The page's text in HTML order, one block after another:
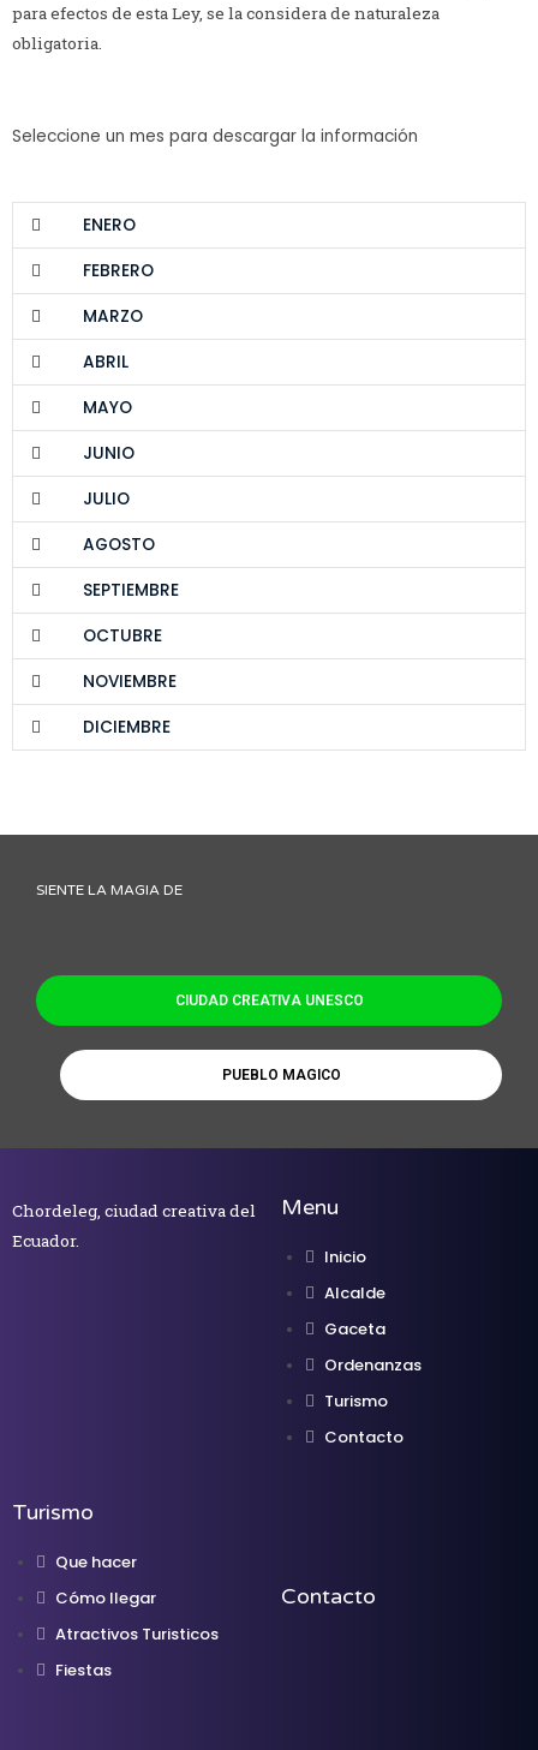
para efectos de esta Ley, se la considera de naturaleza
obligatoria.
Seleccione un mes para descargar la información
ENERO
FEBRERO
MARZO
ABRIL
MAYO
JUNIO
JULIO
AGOSTO
SEPTIEMBRE
OCTUBRE
NOVIEMBRE
DICIEMBRE
SIENTE LA MAGIA DE
CIUDAD CREATIVA UNESCO
PUEBLO MAGICO
Chordeleg, ciudad creativa del
Ecuador.
Menu
Inicio
Alcalde
Gaceta
Ordenanzas
Turismo
Contacto
Turismo
Que hacer
Cómo llegar
Atractivos Turisticos
Fiestas
Contacto